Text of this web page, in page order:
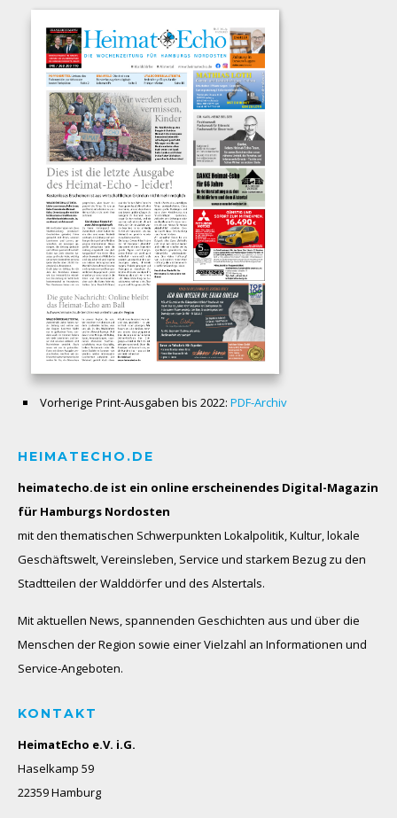
Vorherige Print-Ausgaben bis 2022: PDF-Archiv
HEIMATECHO.DE
heimatecho.de ist ein online erscheinendes Digital-Magazin
für Hamburgs Nordosten
mit den thematischen Schwerpunkten Lokalpolitik, Kultur, lokale
Geschäftswelt, Vereinsleben, Service und starkem Bezug zu den
Stadtteilen der Walddörfer und des Alstertals.
Mit aktuellen News, spannenden Geschichten aus und über die
Menschen der Region sowie einer Vielzahl an Informationen und
Service-Angeboten.
KONTAKT
HeimatEcho e.V. i.G.
Haselkamp 59
22359 Hamburg